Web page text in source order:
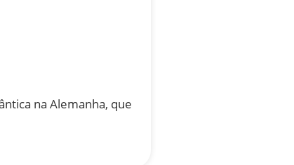
na Alemanha, que